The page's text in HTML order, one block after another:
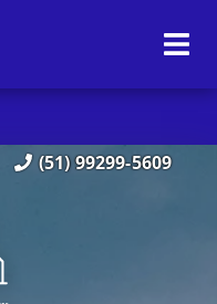
(51) 99299-5609